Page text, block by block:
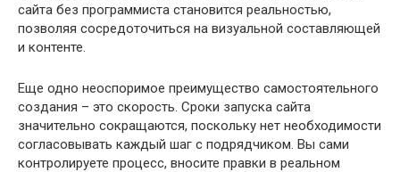
сайта без программиста становится реальностью,
позволяя сосредоточиться на визуальной составляющей
и контенте.
Еще одно неоспоримое преимущество самостоятельного
создания – это скорость. Сроки запуска сайта
значительно сокращаются, поскольку нет необходимости
согласовывать каждый шаг с подрядчиком. Вы сами
контролируете процесс, вносите правки в реальном